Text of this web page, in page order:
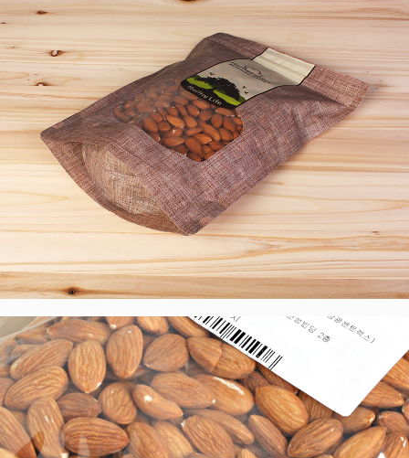
페이코 ID로
PAYCO 바로